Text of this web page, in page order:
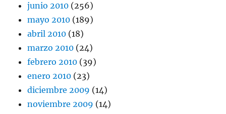
junio 2010 (256)
mayo 2010 (189)
abril 2010 (18)
marzo 2010 (24)
febrero 2010 (39)
enero 2010 (23)
diciembre 2009 (14)
noviembre 2009 (14)